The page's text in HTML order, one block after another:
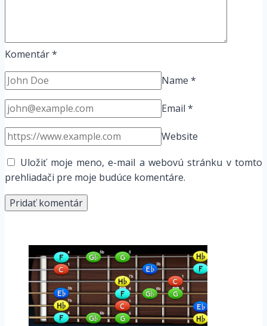
Komentár*
Name *
Email *
Website
Uložiť moje meno, e-mail a webovú stránku v tomto
prehliadači pre moje budúce komentáre.